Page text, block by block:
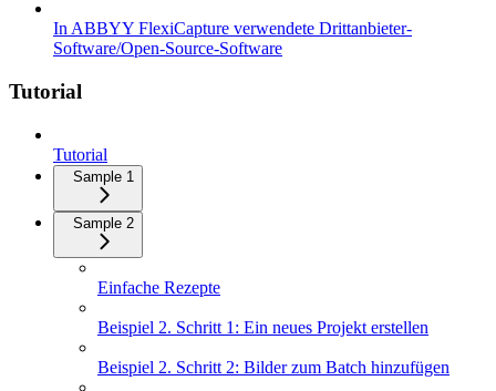
In ABBYY FlexiCapture verwendete Drittanbieter-
Software/Open-Source-Software
Tutorial
Tutorial
Sample 1
Sample 2
Einfache Rezepte
Beispiel 2. Schritt 1: Ein neues Projekt erstellen
Beispiel 2. Schritt 2: Bilder zum Batch hinzufügen